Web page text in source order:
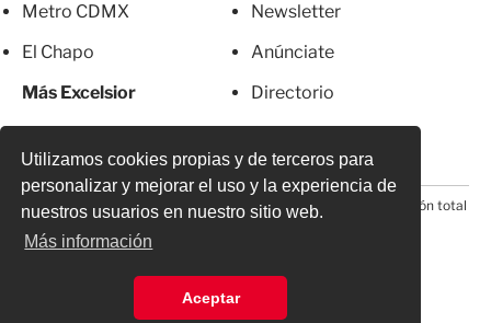
Utilizamos cookies propias y de terceros para
personalizar y mejorar el uso y la experiencia de
nuestros usuarios en nuestro sitio web.
Más información
Aceptar
Metro CDMX
El Chapo
Más Excelsior
Newsletter
Anúnciate
Directorio
© 2026 Todos los derechos reservados. Prohibida la reproducción total
o parcial, incluyendo cualquier medio electrónico*